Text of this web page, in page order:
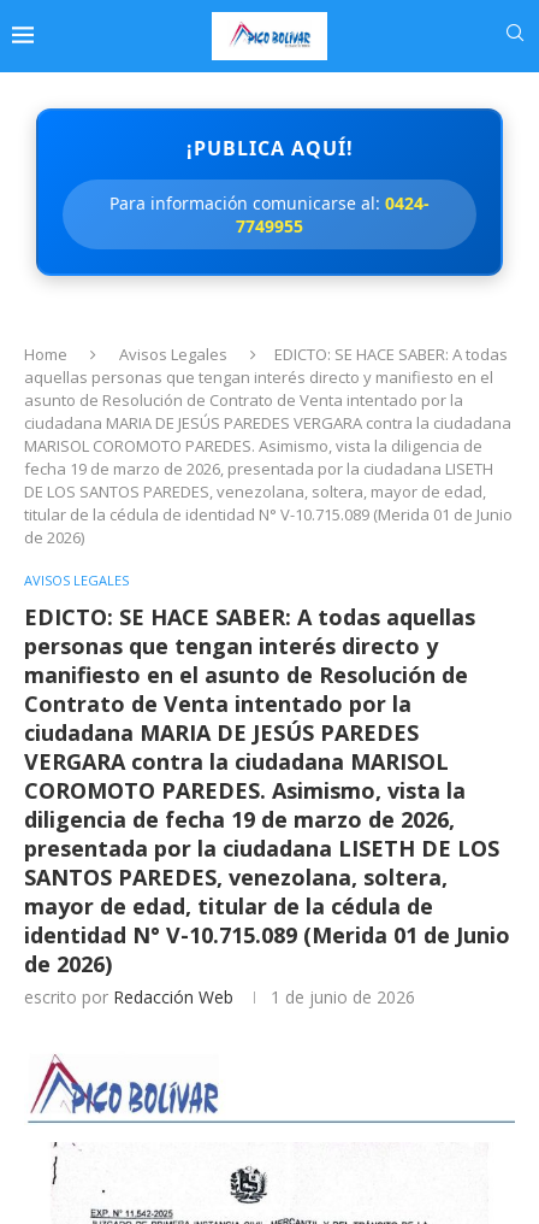
¡PUBLICA AQUÍ!
Para información comunicarse al: 0424-
7749955
Home Avisos Legales
EDICTO: SE HACE SABER: A todas
aquellas personas que tengan interés directo y manifiesto en el
asunto de Resolución de Contrato de Venta intentado por la
ciudadana MARIA DE JESÚS PAREDES VERGARA contra la ciudadana
MARISOL COROMOTO PAREDES. Asimismo, vista la diligencia de
fecha 19 de marzo de 2026, presentada por la ciudadana LISETH
DE LOS SANTOS PAREDES, venezolana, soltera, mayor de edad,
titular de la cédula de identidad N° V-10.715.089 (Merida 01 de Junio
de 2026)
AVISOS LEGALES
EDICTO: SE HACE SABER: A todas aquellas
personas que tengan interés directo y
manifiesto en el asunto de Resolución de
Contrato de Venta intentado por la
ciudadana MARIA DE JESÚS PAREDES
VERGARA contra la ciudadana MARISOL
COROMOTO PAREDES. Asimismo, vista la
diligencia de fecha 19 de marzo de 2026,
presentada por la ciudadana LISETH DE LOS
SANTOS PAREDES, venezolana, soltera,
mayor de edad, titular de la cédula de
identidad N° V-10.715.089 (Merida 01 de Junio
de 2026)
escrito por Redacción Web 1 de junio de 2026